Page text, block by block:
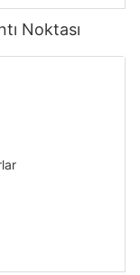
Noktası